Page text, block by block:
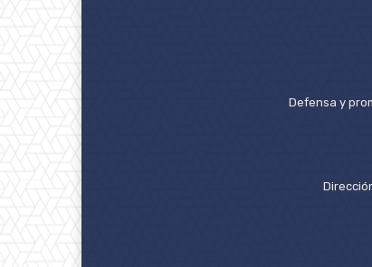
Defensa y